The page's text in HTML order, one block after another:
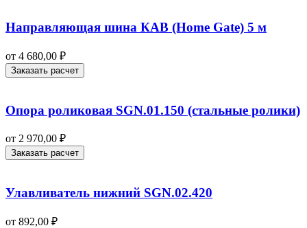
Направляющая шина КАВ (Home Gate) 5 м
от 4 680,00 ₽
Заказать расчет
Опора роликовая SGN.01.150 (стальные ролики)
от 2 970,00 ₽
Заказать расчет
Улавливатель нижний SGN.02.420
от 892,00 ₽